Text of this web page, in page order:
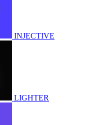
INJECTIVE
LIGHTER